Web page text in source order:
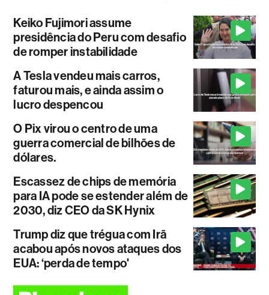
Keiko Fujimori assume
presidência do Peru com desafio
de romper instabilidade
A Tesla vendeu mais carros,
faturou mais, e ainda assim o
lucro despencou
O Pix virou o centro de uma
guerra comercial de bilhões de
dólares.
Escassez de chips de memória
para IA pode se estender além de
2030, diz CEO da SK Hynix
Trump diz que trégua com Irã
acabou após novos ataques dos
EUA: ‘perda de tempo'